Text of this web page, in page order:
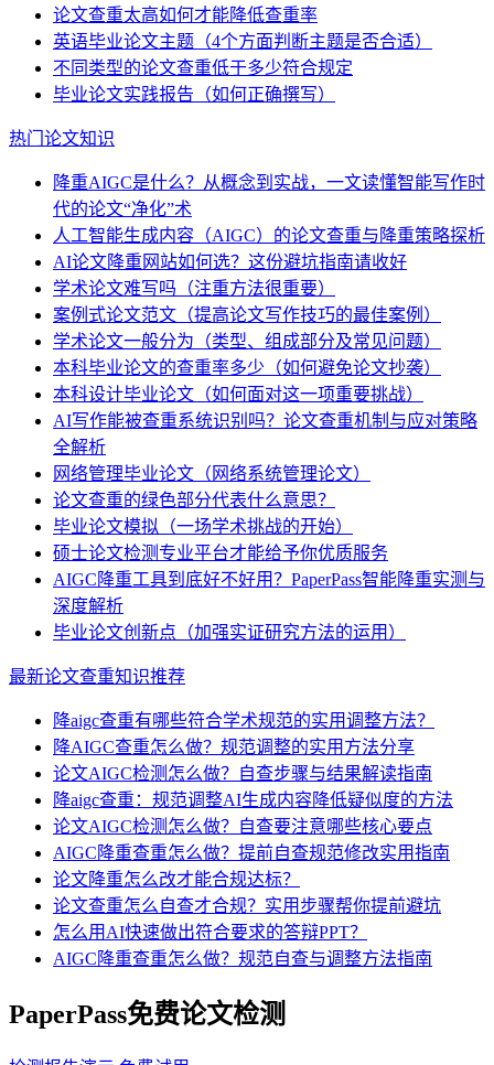
论文查重太高如何才能降低查重率
英语毕业论文主题（4个方面判断主题是否合适）
不同类型的论文查重低于多少符合规定
毕业论文实践报告（如何正确撰写）
热门论文知识
降重AIGC是什么？从概念到实战，一文读懂智能写作时
代的论文“净化”术
人工智能生成内容（AIGC）的论文查重与降重策略探析
AI论文降重网站如何选？这份避坑指南请收好
学术论文难写吗（注重方法很重要）
案例式论文范文（提高论文写作技巧的最佳案例）
学术论文一般分为（类型、组成部分及常见问题）
本科毕业论文的查重率多少（如何避免论文抄袭）
本科设计毕业论文（如何面对这一项重要挑战）
AI写作能被查重系统识别吗？论文查重机制与应对策略
全解析
网络管理毕业论文（网络系统管理论文）
论文查重的绿色部分代表什么意思？
毕业论文模拟（一场学术挑战的开始）
硕士论文检测专业平台才能给予你优质服务
AIGC降重工具到底好不好用？PaperPass智能降重实测与
深度解析
毕业论文创新点（加强实证研究方法的运用）
最新论文查重知识推荐
降aigc查重有哪些符合学术规范的实用调整方法？
降AIGC查重怎么做？规范调整的实用方法分享
论文AIGC检测怎么做？自查步骤与结果解读指南
降aigc查重：规范调整AI生成内容降低疑似度的方法
论文AIGC检测怎么做？自查要注意哪些核心要点
AIGC降重查重怎么做？提前自查规范修改实用指南
论文降重怎么改才能合规达标？
论文查重怎么自查才合规？实用步骤帮你提前避坑
怎么用AI快速做出符合要求的答辩PPT？
AIGC降重查重怎么做？规范自查与调整方法指南
PaperPass免费论文检测